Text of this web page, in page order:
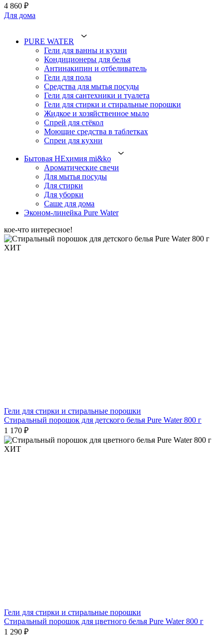
4 860 ₽
Для дома
PURE WATER
Гели для ванны и кухни
Кондиционеры для белья
Антинакипин и отбеливатель
Гели для пола
Средства для мытья посуды
Гели для сантехники и туалета
Гели для стирки и стиральные порошки
Жидкое и хозяйственное мыло
Спрей для стёкол
Моющие средства в таблетках
Спреи для кухни
Бытовая НЕхимия mi&ko
Ароматические свечи
Для мытья посуды
Для стирки
Для уборки
Саше для дома
Эконом-линейка Pure Water
кое-что интересное!
ХИТ
Гели для стирки и стиральные порошки
Стиральный порошок для детского белья Pure Water 800 г
1 170 ₽
ХИТ
Гели для стирки и стиральные порошки
Стиральный порошок для цветного белья Pure Water 800 г
1 290 ₽